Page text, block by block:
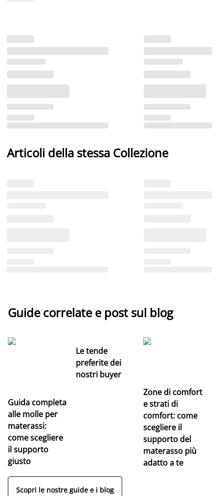
Articoli della stessa Collezione
Guide correlate e post sul blog
Guida completa
alle molle per
materassi:
come scegliere
il supporto
giusto
Le tende
preferite dei
nostri buyer
Zone di comfort
e strati di
comfort: come
scegliere il
supporto del
materasso più
adatto a te
Scopri le nostre guide e i blog